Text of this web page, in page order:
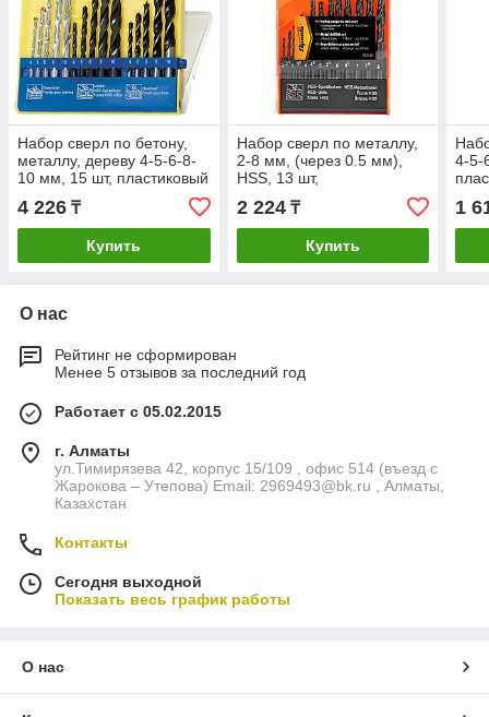
Набор сверл по бетону,
металлу, дереву 4-5-6-8-
10 мм, 15 шт, пластиковый
бокс, цилиндрический
хвостовик Sparta
4 226 ₸
Купить
Набор сверл по металлу,
2-8 мм, (через 0.5 мм),
HSS, 13 шт,
цилиндрический хвостовик
Sparta
2 224₸
Купить
4-5-
1
О нас
Рейтинг не сформирован
Менее 5 отзывов за последний год
Работает с 05.02.2015
г. Алматы
ул.Тимирязева 42, корпус 15/109 , офис 514 (въезд с
Жарокова – Утепова) Email: 2969493@bk.ru , Алматы,
Казахстан
Контакты
Сегодня выходной
Показать весь график работы
О нас